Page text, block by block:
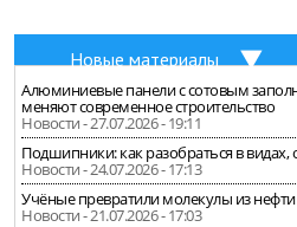
Новые материалы
Алюминиевые панели с сотовым
меняют современное строительство
Новости - 27.07.2026 - 19:11
Подшипники: как разобраться в видах,
Новости - 24.07.2026 - 17:13
Учёные превратили молекулы из
Новости - 21.07.2026 - 17:03